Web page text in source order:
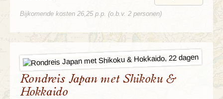
Bijkomende kosten 26,25 p.p. (o.b.v. 2 personen)
Rondreis Japan met Shikoku &
Hokkaido